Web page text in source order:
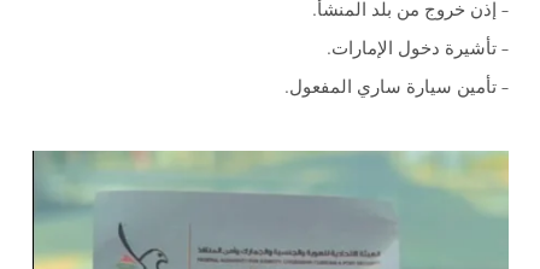
– إذن خروج من بلد المنشأ.
– تأشيرة دخول الإمارات.
– تأمين سيارة ساري المفعول.